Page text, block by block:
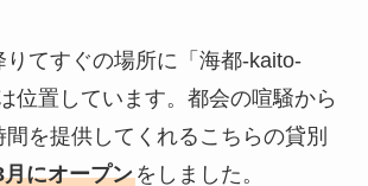
てすぐの場所に「海都-kaito-
位置しています。都会の喧騒から
を提供してくれるこちらの貸別
にオープンをしました。